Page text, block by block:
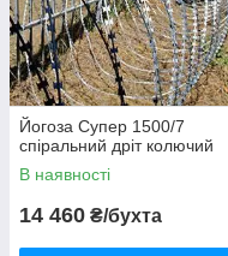
Йогоза Супер 1500/7
спіральний дріт колючий
В наявності
14 460 ₴/бухта